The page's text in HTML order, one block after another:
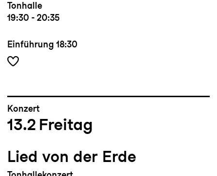
Tonhalle
19:30 - 20:35
Einführung 18:30
Konzert
13.2 Freitag
Lied von der Erde